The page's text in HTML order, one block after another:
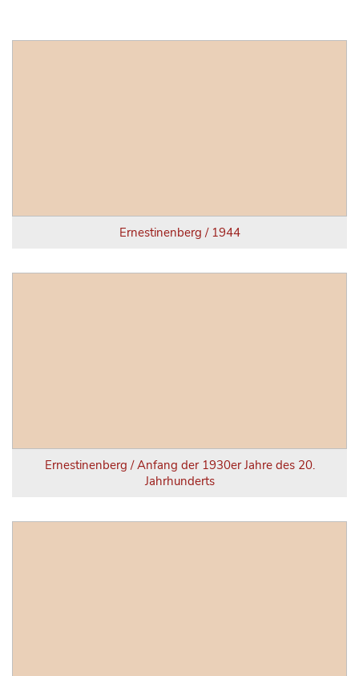
Ernestinenberg / 1944
Ernestinenberg / Anfang der 1930er Jahre des 20.
Jahrhunderts